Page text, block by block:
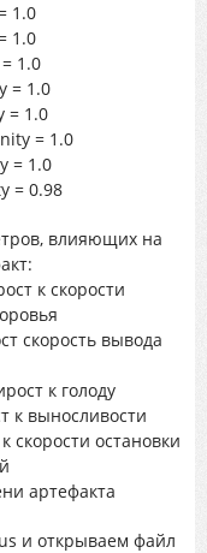
1.0
1.0
1.0
= 1.0
= 1.0
= 1.0
= 1.0
= 0.98
влияющих на
к скорости
скорость вывода
к голоду
к выносливости
скорости остановки
артефакта
и открываем файл